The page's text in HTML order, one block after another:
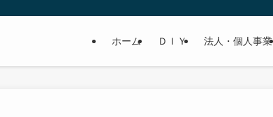
ホーム ＤＩＹ 法人・個人事業